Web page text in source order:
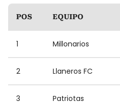
POS EQUIPO
1 Millonarios
2 Llaneros FC
3 Patriotas